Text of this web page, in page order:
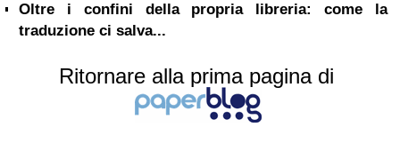
Oltre i confini della propria libreria: come la
traduzione ci salva...
Ritornare alla prima pagina di